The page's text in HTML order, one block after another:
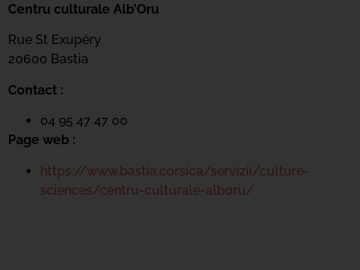
Centru culturale Alb’Oru
Rue St Exupéry
20600 Bastia
Contact :
04 95 47 47 00
Page web :
https://www.bastia.corsica/servizii/culture-
sciences/centru-culturale-alboru/